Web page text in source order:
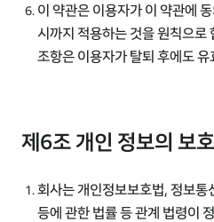
이 약관은 이용자가 이 약관에
시까지 적용하는 것을 원칙으로
조항은 이용자가 탈퇴 후에도
제6조 개인 정보의 보
회사는 개인정보보호법, 정보통
등에 관한 법률 등 관계 법령이